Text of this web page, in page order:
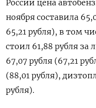
России цена
ноября составила
65,21 рубля), в том
стоил 61,88 рубля за
67,07 рубля (67,21
(88,01 рубля),
рубля).